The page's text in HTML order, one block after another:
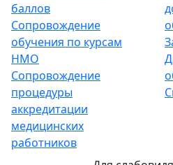
баллов
Сопровождение
обучения по курсам
НМО
Сопровождение
процедуры
аккредитации
медицинских
работников